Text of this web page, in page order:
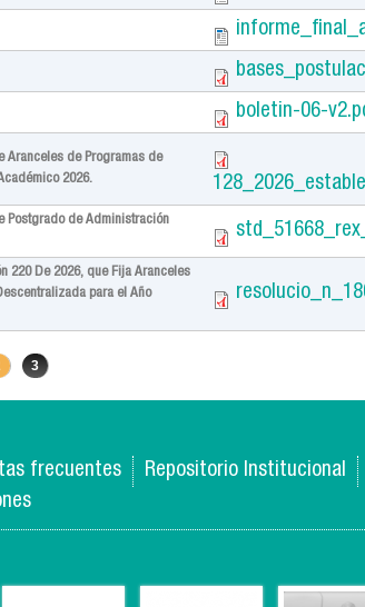
boletin-06-
Aranceles de Programas de
2026.
Postgrado de Administración
220 De 2026, que Fija Aranceles
para el Año
3
frecuentes
Repositorio Institucional